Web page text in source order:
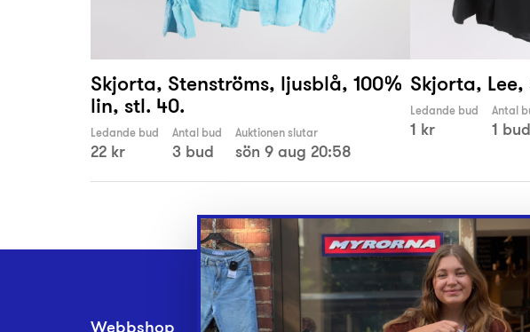
Skjorta, Stenströms, ljusblå, 100%
lin, stl. 40.
Ledande bud
22 kr
Antal bud
3 bud
Auktionen slutar
sön 9 aug 20:58
Skjorta, Lee,
Ledande bud
1 kr
Antal
1 bud